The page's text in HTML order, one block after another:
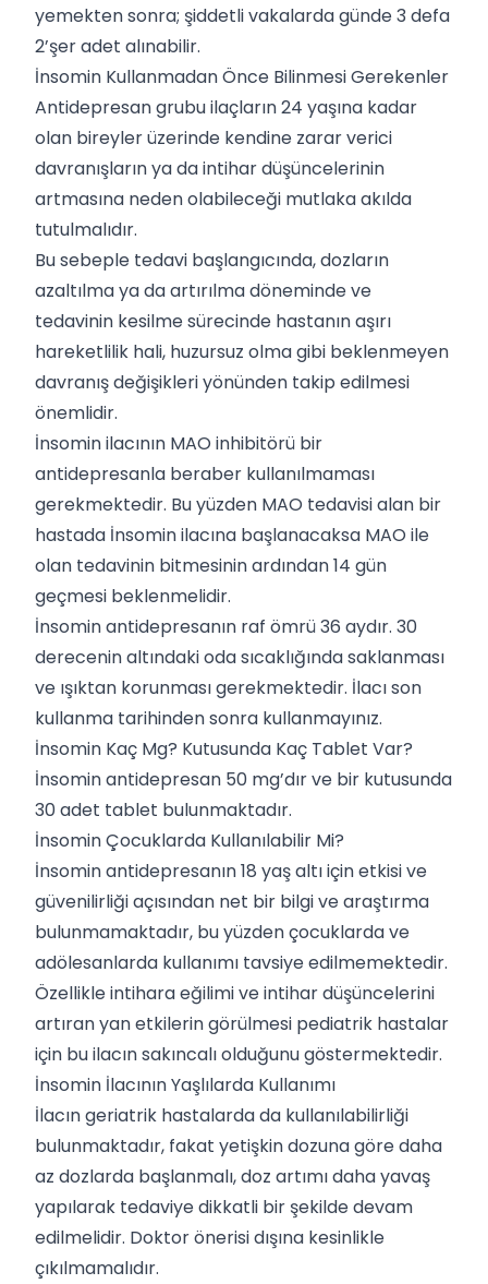
yemekten sonra; şiddetli vakalarda günde 3 defa
2’şer adet alınabilir.
İnsomin Kullanmadan Önce Bilinmesi Gerekenler
Antidepresan grubu ilaçların 24 yaşına kadar
olan bireyler üzerinde kendine zarar verici
davranışların ya da intihar düşüncelerinin
artmasına neden olabileceği mutlaka akılda
tutulmalıdır.
Bu sebeple tedavi başlangıcında, dozların
azaltılma ya da artırılma döneminde ve
tedavinin kesilme sürecinde hastanın aşırı
hareketlilik hali, huzursuz olma gibi beklenmeyen
davranış değişikleri yönünden takip edilmesi
önemlidir.
İnsomin ilacının MAO inhibitörü bir
antidepresanla beraber kullanılmaması
gerekmektedir. Bu yüzden MAO tedavisi alan bir
hastada İnsomin ilacına başlanacaksa MAO ile
olan tedavinin bitmesinin ardından 14 gün
geçmesi beklenmelidir.
İnsomin antidepresanın raf ömrü 36 aydır. 30
derecenin altındaki oda sıcaklığında saklanması
ve ışıktan korunması gerekmektedir. İlacı son
kullanma tarihinden sonra kullanmayınız.
İnsomin Kaç Mg? Kutusunda Kaç Tablet Var?
İnsomin antidepresan 50 mg’dır ve bir kutusunda
30 adet tablet bulunmaktadır.
İnsomin Çocuklarda Kullanılabilir Mi?
İnsomin antidepresanın 18 yaş altı için etkisi ve
güvenilirliği açısından net bir bilgi ve araştırma
bulunmamaktadır, bu yüzden çocuklarda ve
adölesanlarda kullanımı tavsiye edilmemektedir.
Özellikle intihara eğilimi ve intihar düşüncelerini
artıran yan etkilerin görülmesi pediatrik hastalar
için bu ilacın sakıncalı olduğunu göstermektedir.
İnsomin İlacının Yaşlılarda Kullanımı
İlacın geriatrik hastalarda da kullanılabilirliği
bulunmaktadır, fakat yetişkin dozuna göre daha
az dozlarda başlanmalı, doz artımı daha yavaş
yapılarak tedaviye dikkatli bir şekilde devam
edilmelidir. Doktor önerisi dışına kesinlikle
çıkılmamalıdır.